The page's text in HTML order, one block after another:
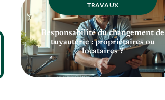
TRAVAUX
Responsabilité du changement de
tuyauterie : propriétaires ou
locataires ?